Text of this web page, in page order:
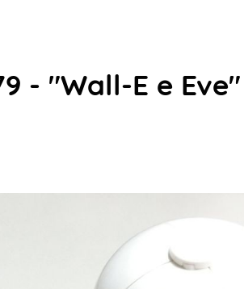
- "Wall-E e Eve"